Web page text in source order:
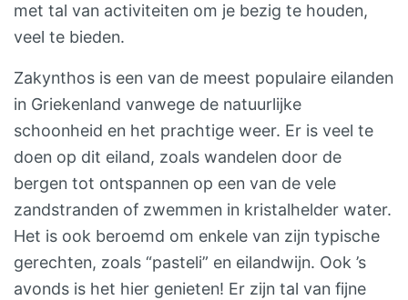
met tal van activiteiten om je bezig te houden,
veel te bieden.
Zakynthos is een van de meest populaire eilanden
in Griekenland vanwege de natuurlijke
schoonheid en het prachtige weer. Er is veel te
doen op dit eiland, zoals wandelen door de
bergen tot ontspannen op een van de vele
zandstranden of zwemmen in kristalhelder water.
Het is ook beroemd om enkele van zijn typische
gerechten, zoals “pasteli” en eilandwijn. Ook ’s
avonds is het hier genieten! Er zijn tal van fijne